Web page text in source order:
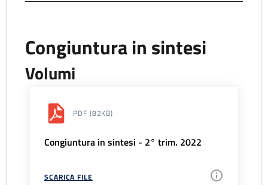
Congiuntura in sintesi
Volumi
PDF (82KB)
Congiuntura in sintesi - 2° trim. 2022
SCARICA FILE